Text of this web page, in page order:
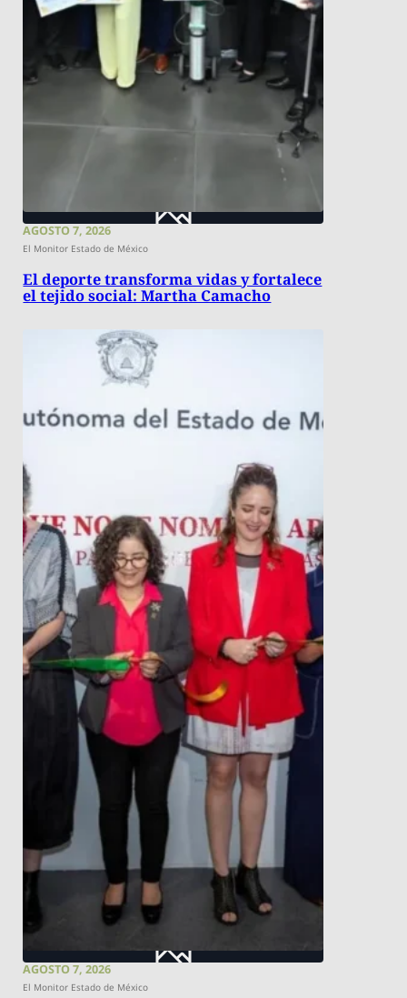
AGOSTO 7, 2026
El Monitor Estado de México
El deporte transforma vidas y fortalece
el tejido social: Martha Camacho
AGOSTO 7, 2026
El Monitor Estado de México